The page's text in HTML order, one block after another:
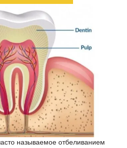
называемое отбеливанием